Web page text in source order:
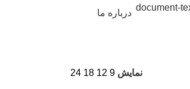
درباره ما
نمایش 9
12
18
24